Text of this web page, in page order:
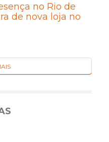
no Rio de
de nova loja no